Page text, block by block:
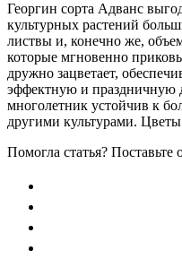
Георгин сорта Адванс
культурных растений
листвы и, конечно же,
которые мгновенно
дружно зацветает,
эффектную и праздничную
многолетник устойчив к
другими культурами. Цветы
Помогла статья? Поставьте